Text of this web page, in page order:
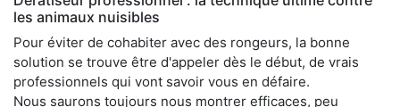
les animaux nuisibles
Pour éviter de cohabiter avec des rongeurs, la bonne
solution se trouve être d'appeler dès le début, de vrais
professionnels qui vont savoir vous en défaire.
Nous saurons toujours nous montrer efficaces, peu